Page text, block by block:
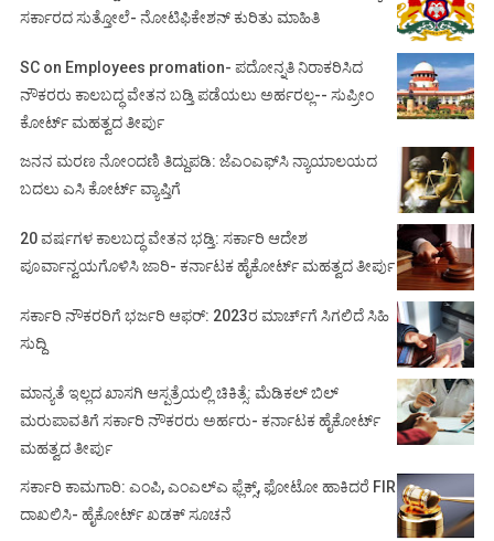
ಸರ್ಕಾರದ ಸುತ್ತೋಲೆ- ನೋಟಿಫಿಕೇಶನ್‌ ಕುರಿತು ಮಾಹಿತಿ
SC on Employees promation- ಪದೋನ್ನತಿ ನಿರಾಕರಿಸಿದ
ನೌಕರರು ಕಾಲಬದ್ಧ ವೇತನ ಬಡ್ತಿ ಪಡೆಯಲು ಅರ್ಹರಲ್ಲ-- ಸುಪ್ರೀಂ
ಕೋರ್ಟ್ ಮಹತ್ವದ ತೀರ್ಪು
ಜನನ ಮರಣ ನೋಂದಣಿ ತಿದ್ದುಪಡಿ: ಜೆಎಂಎಫ್‌ಸಿ ನ್ಯಾಯಾಲಯದ
ಬದಲು ಎಸಿ ಕೋರ್ಟ್‌ ವ್ಯಾಪ್ತಿಗೆ
20 ವರ್ಷಗಳ ಕಾಲಬದ್ಧ ವೇತನ ಭಡ್ತಿ: ಸರ್ಕಾರಿ ಆದೇಶ
ಪೂರ್ವಾನ್ವಯಗೊಳಿಸಿ ಜಾರಿ- ಕರ್ನಾಟಕ ಹೈಕೋರ್ಟ್ ಮಹತ್ವದ ತೀರ್ಪು
ಸರ್ಕಾರಿ ನೌಕರರಿಗೆ ಭರ್ಜರಿ ಆಫರ್: 2023ರ ಮಾರ್ಚ್‌ಗೆ ಸಿಗಲಿದೆ ಸಿಹಿ
ಸುದ್ದಿ
ಮಾನ್ಯತೆ ಇಲ್ಲದ ಖಾಸಗಿ ಆಸ್ಪತ್ರೆಯಲ್ಲಿ ಚಿಕಿತ್ಸೆ: ಮೆಡಿಕಲ್ ಬಿಲ್
ಮರುಪಾವತಿಗೆ ಸರ್ಕಾರಿ ನೌಕರರು ಅರ್ಹರು- ಕರ್ನಾಟಕ ಹೈಕೋರ್ಟ್
ಮಹತ್ವದ ತೀರ್ಪು
ಸರ್ಕಾರಿ ಕಾಮಗಾರಿ: ಎಂಪಿ, ಎಂಎಲ್‌ಎ ಫ್ಲೆಕ್ಸ್‌, ಫೋಟೋ ಹಾಕಿದರೆ FIR
ದಾಖಲಿಸಿ- ಹೈಕೋರ್ಟ್‌ ಖಡಕ್ ಸೂಚನೆ